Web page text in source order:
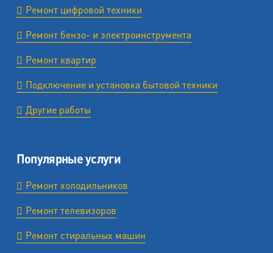
Ремонт цифровой техники
Ремонт бензо- и электроинструмента
Ремонт квартир
Подключение и установка бытовой техники
Другие работы
Популярные услуги
Ремонт холодильников
Ремонт телевизоров
Ремонт стиральных машин